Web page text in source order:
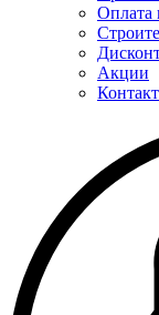
Оплата
Акции